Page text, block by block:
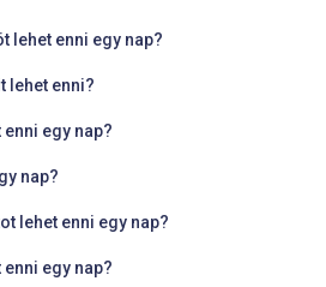
lehet enni egy nap?
lehet enni?
egy nap?
nap?
lehet enni egy nap?
egy nap?